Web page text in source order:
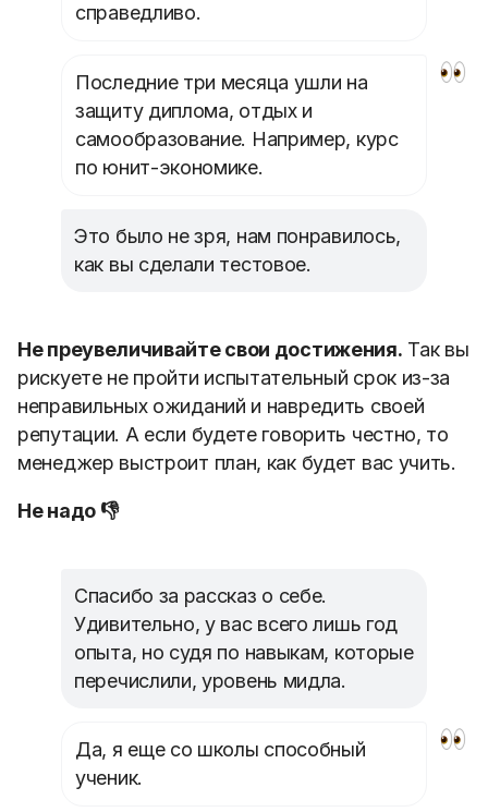
справедливо.
Последние три месяца ушли на
защиту диплома, отдых и
самообразование. Например, курс
по юнит-экономике.
Это было не зря, нам понравилось,
как вы сделали тестовое.
Не преувеличивайте свои достижения. Так вы
рискуете не пройти испытательный срок из-за
неправильных ожиданий и навредить своей
репутации. А если будете говорить честно, то
менеджер выстроит план, как будет вас учить.
Не надо 👎
Спасибо за рассказ о себе.
Удивительно, у вас всего лишь год
опыта, но судя по навыкам, которые
перечислили, уровень мидла.
Да, я еще со школы способный
ученик.